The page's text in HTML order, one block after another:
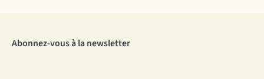
Abonnez-vous à la newsletter